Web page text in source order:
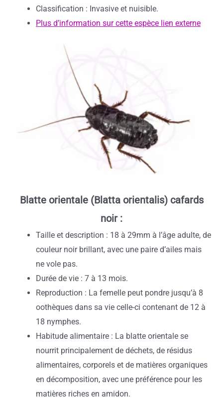
Classification : Invasive et nuisible.
Plus d’information sur cette espèce lien externe
Blatte orientale (Blatta orientalis) cafards
noir :
Taille et description : 18 à 29mm à l’âge adulte, de
couleur noir brillant, avec une paire d’ailes mais
ne vole pas.
Durée de vie : 7 à 13 mois.
Reproduction : La femelle peut pondre jusqu’à 8
oothèques dans sa vie celle-ci contenant de 12 à
18 nymphes.
Habitude alimentaire : La blatte orientale se
nourrit principalement de déchets, de résidus
alimentaires, corporels et de matières organiques
en décomposition, avec une préférence pour les
matières riches en amidon.